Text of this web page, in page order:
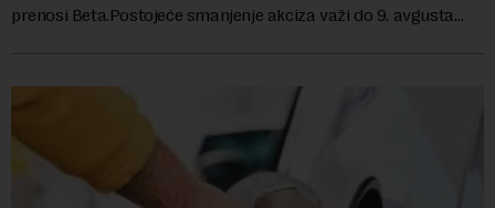
prenosi Beta.Postojeće smanjenje akciza važi do 9. avgusta